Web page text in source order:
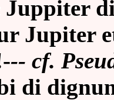
Juppiter
Jupiter
-- cf.
di